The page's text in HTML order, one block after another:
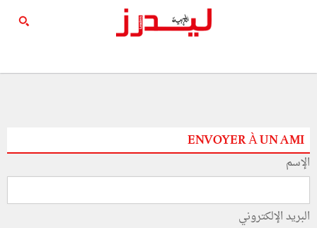
ENVOYER À UN AMI
الإسم
البريد الإلكتروني